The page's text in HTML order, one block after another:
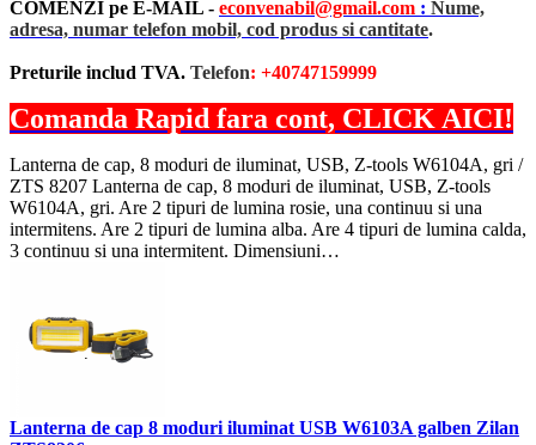
COMENZI pe E-MAIL - econvenabil@gmail.com : Nume,
adresa, numar telefon mobil, cod produs si cantitate.
Preturile includ TVA. Telefon: +40747159999
Comanda Rapid fara cont, CLICK AICI!
Lanterna de cap, 8 moduri de iluminat, USB, Z-tools W6104A, gri /
ZTS 8207 Lanterna de cap, 8 moduri de iluminat, USB, Z-tools
W6104A, gri. Are 2 tipuri de lumina rosie, una continuu si una
intermitens. Are 2 tipuri de lumina alba. Are 4 tipuri de lumina calda,
3 continuu si una intermitent. Dimensiuni…
Lanterna de cap 8 moduri iluminat USB W6103A galben Zilan